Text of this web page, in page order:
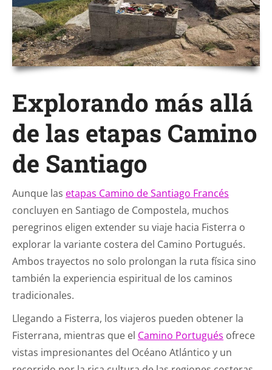
Explorando más allá
de las etapas Camino
de Santiago
Aunque las etapas Camino de Santiago Francés
concluyen en Santiago de Compostela, muchos
peregrinos eligen extender su viaje hacia Fisterra o
explorar la variante costera del Camino Portugués.
Ambos trayectos no solo prolongan la ruta física sino
también la experiencia espiritual de los caminos
tradicionales.
Llegando a Fisterra, los viajeros pueden obtener la
Fisterrana, mientras que el Camino Portugués ofrece
vistas impresionantes del Océano Atlántico y un